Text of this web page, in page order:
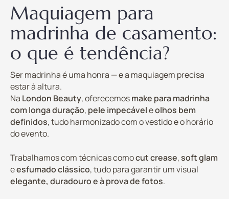
Maquiagem para
madrinha de casamento:
o que é tendência?
Ser madrinha é uma honra — e a maquiagem precisa
estar à altura.
Na London Beauty, oferecemosmake para madrinha
com longa duração, pele impecáveleolhos bem
definidos, tudo harmonizado com o vestido e o horário
do evento.
Trabalhamos com técnicas comocut crease,soft glam
eesfumado clássico, tudo para garantir um visual
elegante, duradouro e à prova de fotos.